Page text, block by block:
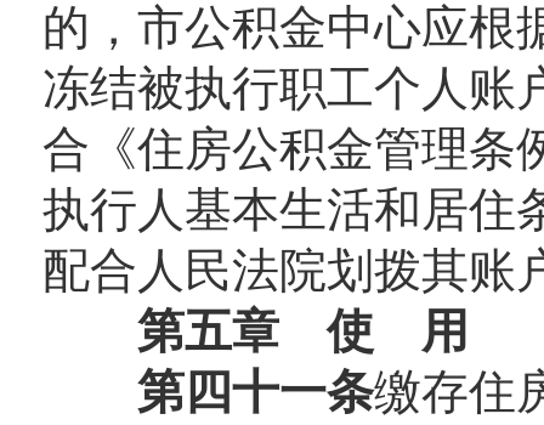
的，市公积金中心应根
冻结被执行职工个人账
合《住房公积金管理条
执行人基本生活和居住
配合人民法院划拨其账
第五章 使 用
第四十一条缴存住